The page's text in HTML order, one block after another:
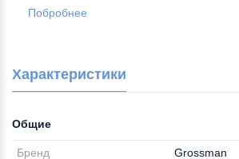
Побробнее
Характеристики
Общие
Бренд Grossman